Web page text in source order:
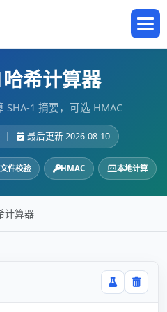
希计算器
SHA-1 摘要，可选 HMAC
| 最后更新 2026-08-10
文件校验 HMAC 本地计算
计算器